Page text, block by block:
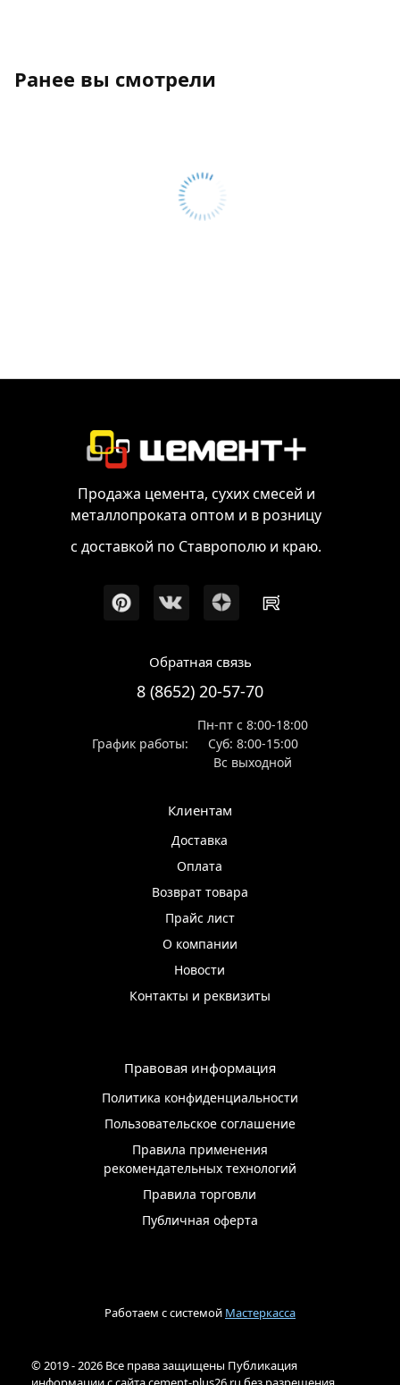
Ранее вы смотрели
Продажа цемента, сухих смесей и
металлопроката оптом и в розницу
с доставкой по Ставрополю и краю.
Обратная связь
8 (8652) 20-57-70
График работы:
Пн-пт с 8:00-18:00
Суб: 8:00-15:00
Вс выходной
Клиентам
Доставка
Оплата
Возврат товара
Прайс лист
О компании
Новости
Контакты и реквизиты
Правовая информация
Политика конфиденциальности
Пользовательское соглашение
Правила применения
рекомендательных технологий
Правила торговли
Публичная оферта
Работаем с системой Мастеркасса
© 2019 - 2026 Все права защищены Публикация